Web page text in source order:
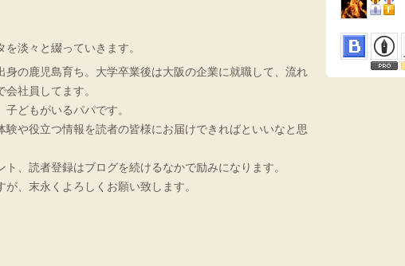
を淡々と綴っていきます。
身の鹿児島育ち。大学卒業後は大阪の企業に就職して、流れ
社員してます。
どもがいるパパです。
験や役立つ情報を読者の皆様にお届けできればといいなと思
ト、読者登録はブログを続けるなかで励みになります。
が、末永くよろしくお願い致します。